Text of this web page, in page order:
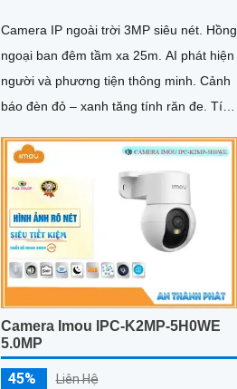
Camera IP ngoài trời 3MP siêu nét. Hồng
ngoại ban đêm tầm xa 25m. AI phát hiện
người và phương tiện thông minh. Cảnh
báo đèn đỏ – xanh tăng tính răn đe. Tích
Camera Imou IPC-K2MP-5H0WE
5.0MP
45% Liên Hệ